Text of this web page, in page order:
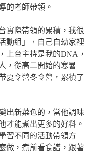
的老師帶領。
實際帶領的累積，我很
動組」，自己自幼家裡
上台主持是我的DNA，
，從高二開始的寒暑
夏令營冬令營，累積了
出新菜色的，當他調味
才能煮出更多的好料。
習不同的活動帶領方
做，煮前看食譜，跟著